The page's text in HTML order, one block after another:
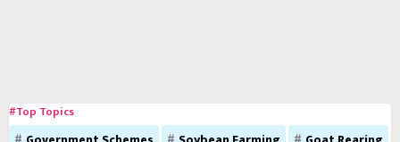
Government Schemes